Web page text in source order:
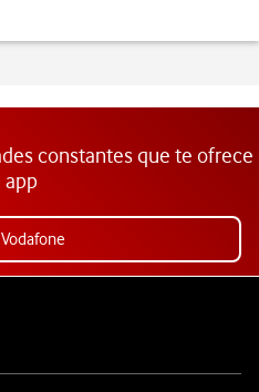
constantes que te ofrece
app
de Vodafone